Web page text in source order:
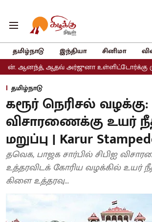
தமிழ்நாடு இந்தியா சினிமா
அர்ஜுனா உள்ளிட்டோர்க்கு முக்கிய
தமிழ்நாடு
கரூர் நெரிசல் வழக்கு:
விசாரணைக்கு உயர்
மறுப்பு | Karur
தவெக, பாஜக சார்பில் சிபிஐ
உத்தரவிடக் கோரிய வழக்கில் உயர்
கிளை உத்தரவு...